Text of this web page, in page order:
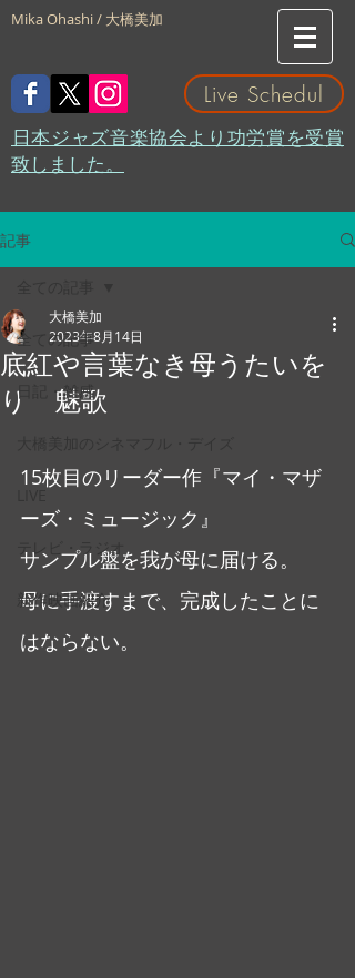
Mika Ohashi / 大橋美加
Live Schedul
​日本ジャズ音楽協会より功労賞を受賞
致しました。
記事
全ての記事
日記・雑感
テレビ・ラジオ
新作映画紹介
底紅や言葉なき母うたいを
り 魅歌
大橋美加
2023年8月14日
15枚目のリーダー作『マイ・マザ
ーズ・ミュージック』
サンプル盤を我が母に届ける。
母に手渡すまで、完成したことに
はならない。